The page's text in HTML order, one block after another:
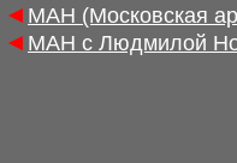
◄ МАН (Московская
◄ МАН с Людмилой